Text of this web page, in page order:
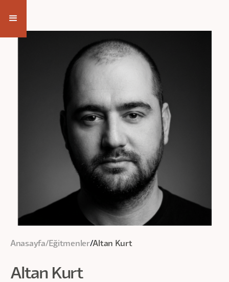
Anasayfa/ Eğitmenler/Altan Kurt
Altan Kurt